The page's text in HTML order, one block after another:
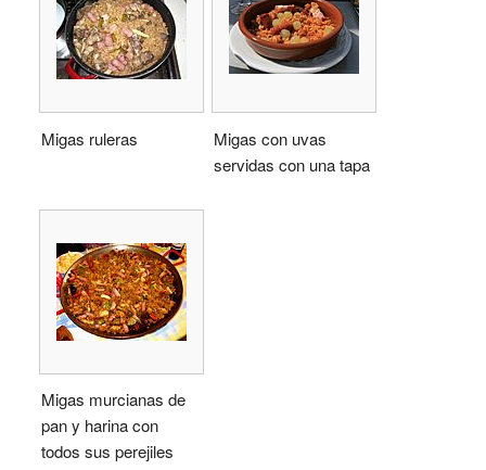
Migas ruleras
Migas con uvas
servidas con una tapa
Migas murcianas de
pan y harina con
todos sus perejiles